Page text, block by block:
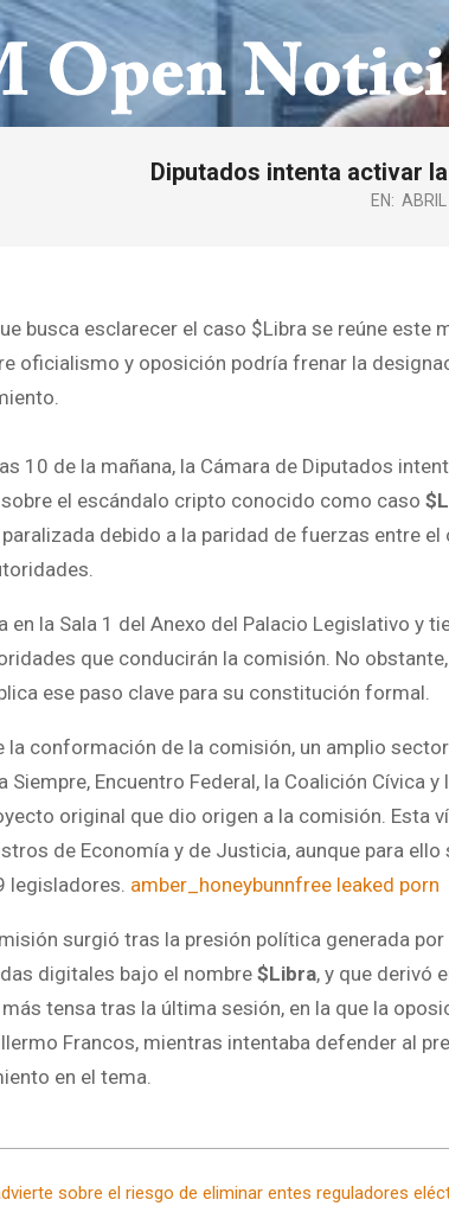
Diputados intenta activar
EN:
busca esclarecer el caso $Libra se reúne este
oficialismo y oposición podría frenar la
10 de la mañana, la Cámara de Diputados
el escándalo cripto conocido como caso
debido a la paridad de fuerzas entre
en la Sala 1 del Anexo del Palacio Legislativo y
que conducirán la comisión. No
ese paso clave para su constitución formal.
la conformación de la comisión, un amplio
Siempre, Encuentro Federal, la Coalición Cívica
original que dio origen a la comisión. Esta
de Economía y de Justicia, aunque para
legisladores. amber_honeybunnfree leaked porn
surgió tras la presión política generada
digitales bajo el nombre$Libra, y que derivó
tensa tras la última sesión, en la que la
Francos, mientras intentaba defender al
en el tema.
sobre el riesgo de eliminar entes reguladores